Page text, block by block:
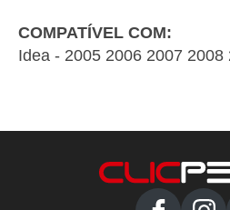
COMPATÍVEL COM:
Idea - 2005 2006 2007 2008